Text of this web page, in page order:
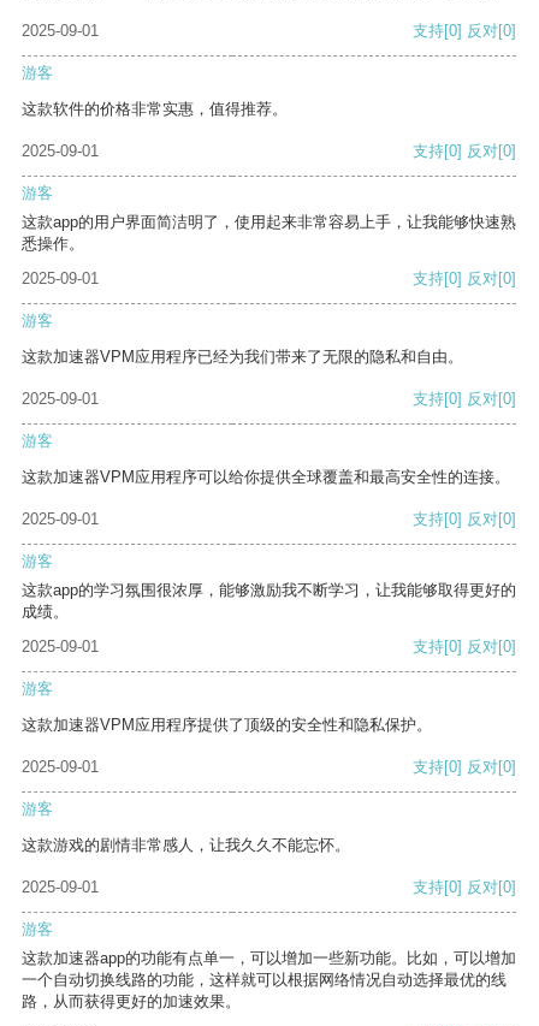
2025-09-01 支持[0] 反对[0]
游客
这款软件的价格非常实惠，值得推荐。
2025-09-01 支持[0] 反对[0]
游客
这款app的用户界面简洁明了，使用起来非常容易上手，让我能够快速熟
悉操作。
2025-09-01
支持[0] 反对[0]
游客
这款加速器VPM应用程序已经为我们带来了无限的隐私和自由。
2025-09-01 支持[0] 反对[0]
游客
这款加速器VPM应用程序可以给你提供全球覆盖和最高安全性的连接。
2025-09-01 支持[0] 反对[0]
游客
这款app的学习氛围很浓厚，能够激励我不断学习，让我能够取得更好的
成绩。
2025-09-01
支持[0] 反对[0]
游客
这款加速器VPM应用程序提供了顶级的安全性和隐私保护。
2025-09-01 支持[0] 反对[0]
游客
这款游戏的剧情非常感人，让我久久不能忘怀。
2025-09-01 支持[0] 反对[0]
游客
这款加速器app的功能有点单一，可以增加一些新功能。比如，可以增加
一个自动切换线路的功能，这样就可以根据网络情况自动选择最优的线
路，从而获得更好的加速效果。